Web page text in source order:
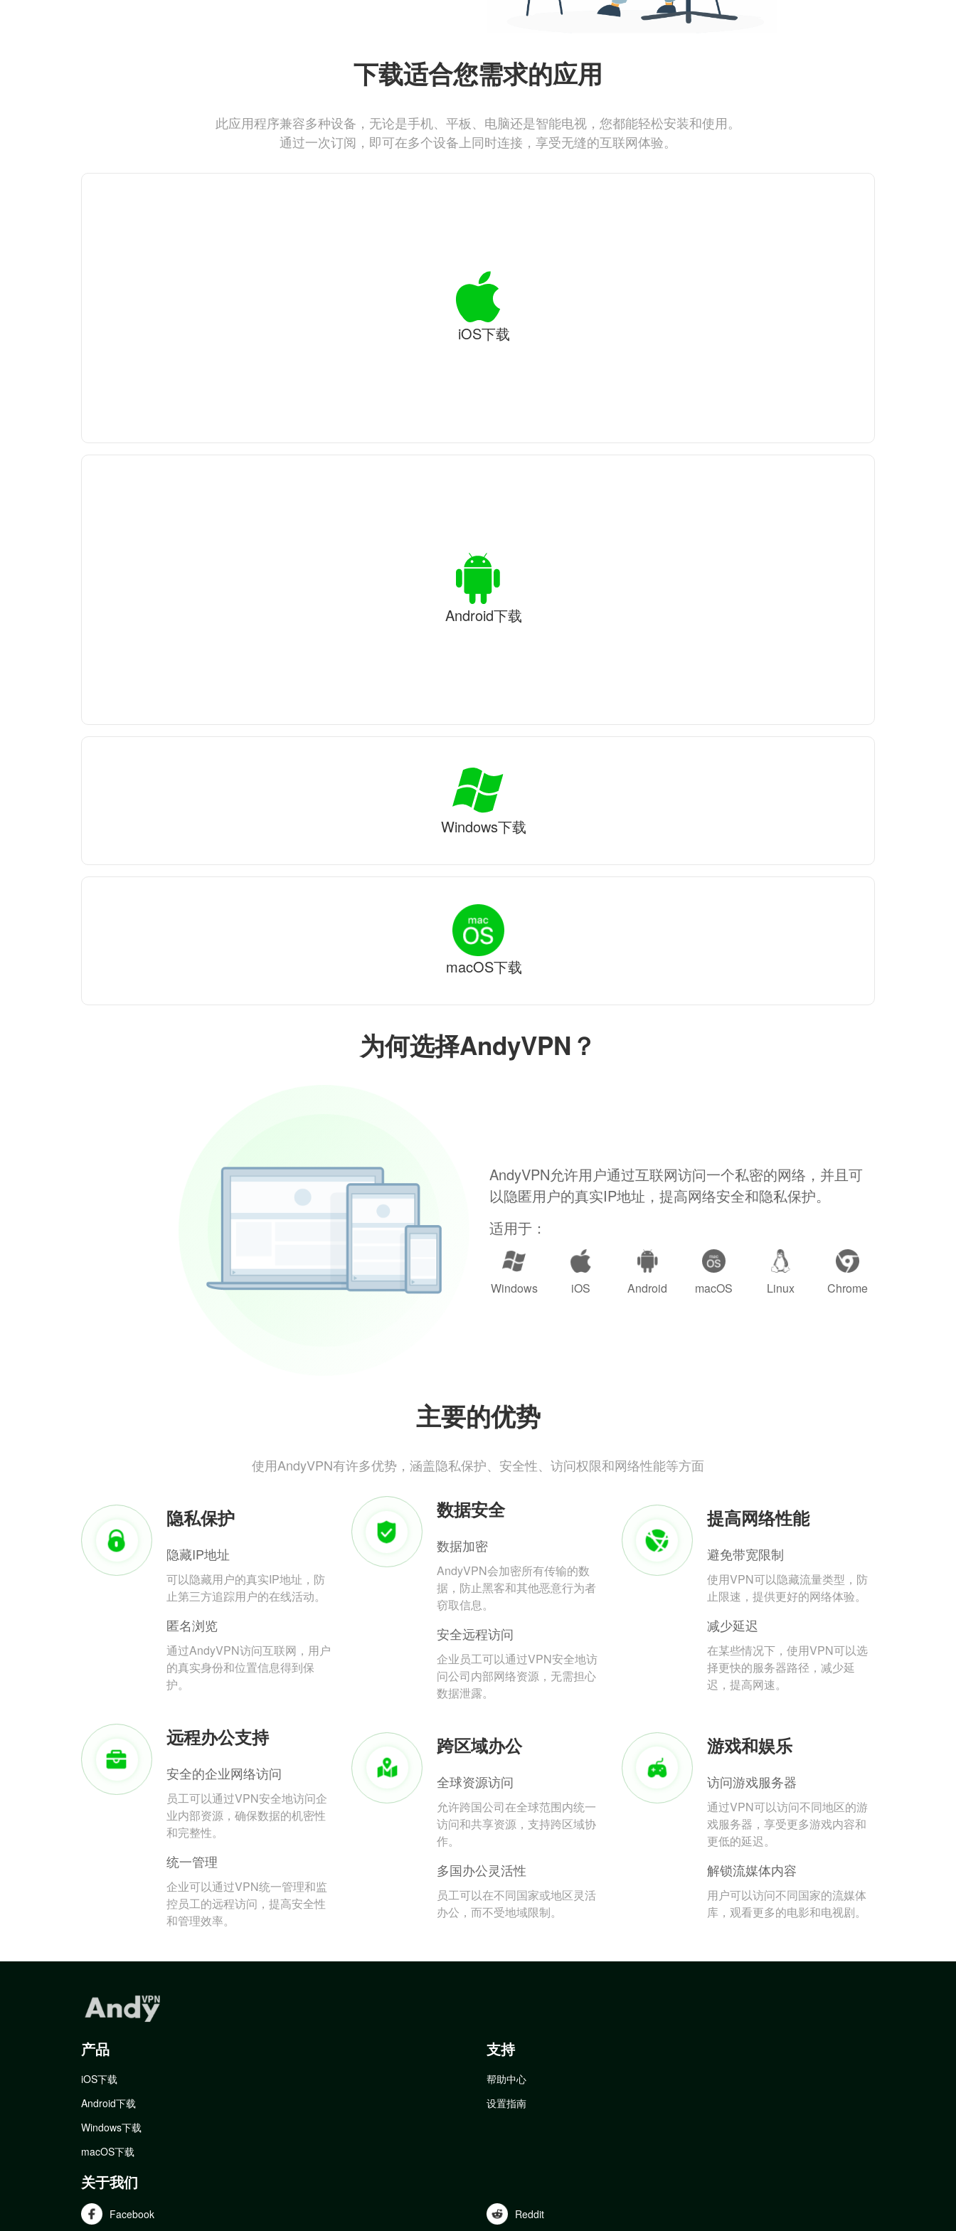
为何选择AndyVPN？
AndyVPN允许用户通过互联网访问一个私密的网络，并且可
以隐匿用户的真实IP地址，提高网络安全和隐私保护。
适用于：
Windows iOS Android macOS Linux Chrome
主要的优势
使用AndyVPN有许多优势，涵盖隐私保护、安全性、访问权限和网络性能等方面
隐私保护
隐藏IP地址
可以隐藏用户的真实IP地址，防
止第三方追踪用户的在线活动。
匿名浏览
通过AndyVPN访问互联网，用户
的真实身份和位置信息得到保
护。
数据安全
数据加密
AndyVPN会加密所有传输的数
据，防止黑客和其他恶意行为者
窃取信息。
安全远程访问
企业员工可以通过VPN安全地访
问公司内部网络资源，无需担心
数据泄露。
提高网络性能
避免带宽限制
使用VPN可以隐藏流量类型，防
止限速，提供更好的网络体验。
减少延迟
在某些情况下，使用VPN可以选
择更快的服务器路径，减少延
迟，提高网速。
远程办公支持
安全的企业网络访问
员工可以通过VPN安全地访问企
业内部资源，确保数据的机密性
和完整性。
统一管理
企业可以通过VPN统一管理和监
控员工的远程访问，提高安全性
和管理效率。
跨区域办公
全球资源访问
允许跨国公司在全球范围内统一
访问和共享资源，支持跨区域协
作。
多国办公灵活性
员工可以在不同国家或地区灵活
办公，而不受地域限制。
游戏和娱乐
访问游戏服务器
通过VPN可以访问不同地区的游
戏服务器，享受更多游戏内容和
更低的延迟。
解锁流媒体内容
用户可以访问不同国家的流媒体
库，观看更多的电影和电视剧。
下载适合您需求的应用
此应用程序兼容多种设备，无论是手机、平板、电脑还是智能电视，您都能轻松安装和使用。
通过一次订阅，即可在多个设备上同时连接，享受无缝的互联网体验。
iOS下载
Android下载
Windows下载
macOS下载
产品
iOS下载
Android下载
Windows下载
macOS下载
支持
帮助中心
设置指南
关于我们
Facebook Reddit